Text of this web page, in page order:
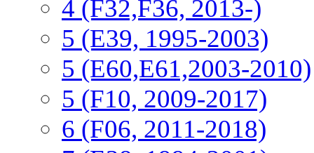
4 (F32,F36, 2013-)
5 (E39, 1995-2003)
5 (E60,E61,2003-2010)
5 (F10, 2009-2017)
6 (F06, 2011-2018)